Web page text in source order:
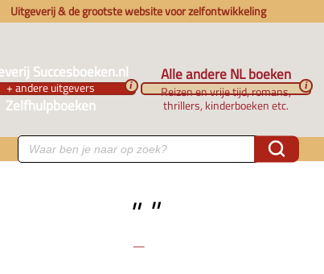
Uitgeverij & de grootste website voor zelfontwikkeling
Succesboeken.nl
+ andere uitgevers
Zelfhulpboeken
i
Alle andere NL boeken
Reizen en vrije tijd, romans,
thrillers, kinderboeken etc.
i